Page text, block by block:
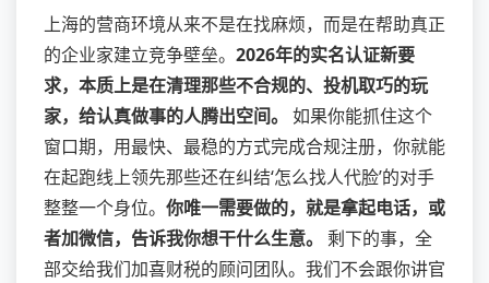
上海的营商环境从来不是在找麻烦，而是在帮助真正
的企业家建立竞争壁垒。 2026年的实名认证新要
求，本质上是在清理那些不合规的、投机取巧的玩
家，给认真做事的人腾出空间。 如果你能抓住这个
窗口期，用最快、最稳的方式完成合规注册，你就能
在起跑线上领先那些还在纠结‘怎么找人代脸’的对手
整整一个身位。 你唯一需要做的，就是拿起电话，或
者加微信，告诉我你想干什么生意。 剩下的事，全
部交给我们加喜财税的顾问团队。我们不会跟你讲官